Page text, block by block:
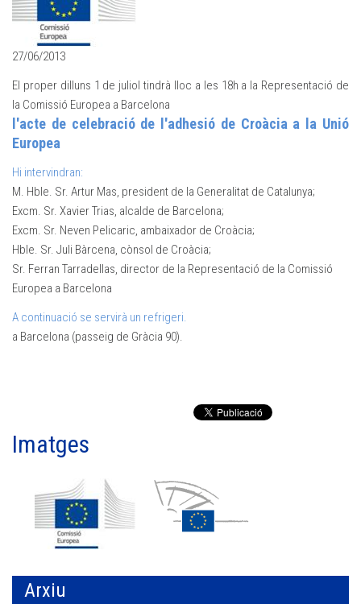
27/06/2013
El proper dilluns 1 de juliol tindrà lloc a les 18h a la Representació de
la Comissió Europea a Barcelona
l'acte de celebració de l'adhesió de Croàcia a la Unió
Europea
Hi intervindran:
M. Hble. Sr. Artur Mas, president de la Generalitat de Catalunya;
Excm. Sr. Xavier Trias, alcalde de Barcelona;
Excm. Sr. Neven Pelicaric, ambaixador de Croàcia;
Hble. Sr. Juli Bàrcena, cònsol de Croàcia;
Sr. Ferran Tarradellas, director de la Representació de la Comissió
Europea a Barcelona
A continuació se servirà un refrigeri.
a Barcelona (passeig de Gràcia 90).
Imatges
Arxiu